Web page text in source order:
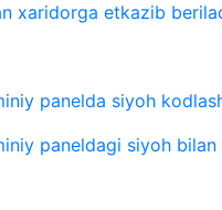
xaridorga etkazib
panelda siyoh
paneldagi siyoh bilan